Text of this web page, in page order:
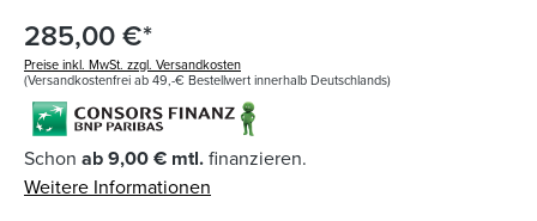
285,00 €*
Preise inkl. MwSt. zzgl. Versandkosten
(Versandkostenfrei ab 49,-€ Bestellwert innerhalb Deutschlands)
Schon ab 9,00 € mtl.finanzieren.
Weitere Informationen